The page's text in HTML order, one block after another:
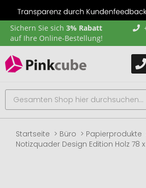
Sichern Sie sich 3% Rabatt
auf Ihre Online-Bestellung!
Startseite Büro Papierprodukte
Notizquader Design Edition Holz 78